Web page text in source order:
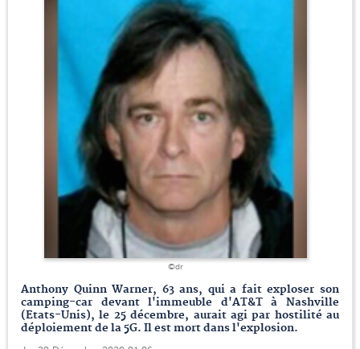
©dr
Anthony Quinn Warner, 63 ans, qui a fait exploser son
camping-car devant l'immeuble d'AT&T à Nashville
(Etats-Unis), le 25 décembre, aurait agi par hostilité au
déploiement de la 5G. Il est mort dans l'explosion.